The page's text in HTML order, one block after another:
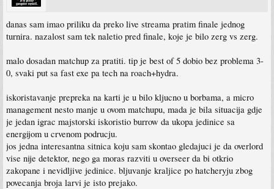
danas sam imao priliku da preko live streama pratim finale jednog
turnira. nazalost sam tek naletio pred finale, koje je bilo zerg vs zerg.
malo dosadan matchup za pratiti. tip je best of 5 dobio bez problema 3-
0, svaki put sa fast exe pa tech na roach+hydra.
iskoristavanje prepreka na karti je u bilo kljucno u borbama, a micro
management nesto manje u ovom matchupu, mada je bila situacija gdje
je jedan igrac majstorski iskoristio burrow da ukopa jedinice sa
energijom u crvenom podrucju.
jos jedna interesantna sitnica koju sam skontao gledajuci je da overlord
vise nije detektor, nego ga moras razviti u overseer da bi otkrio
zakopane i nevidljive jedinice. bljuvanje kraljice po hatcheryju zbog
povecanja broja larvi je isto prejako.